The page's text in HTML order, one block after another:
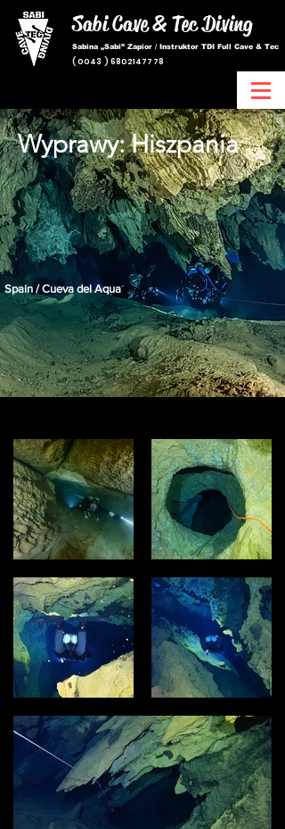
(0043 ) 6802147778
Sabi Cave & TecDiving
Sabina „Sabi” Zapior / Instruktor TDI Full Cave & Tec
Wyprawy: Hiszpania
Spain / Cueva del Aqua